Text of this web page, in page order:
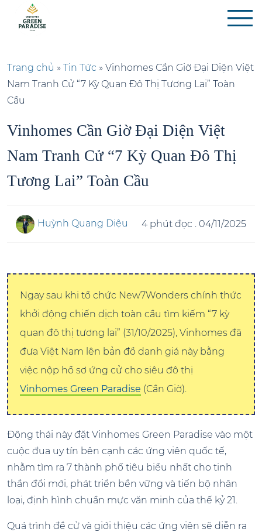
Trang chủ » Tin Tức » Vinhomes Cần Giờ Đại Diện Việt
Nam Tranh Cử “7 Kỳ Quan Đô Thị Tương Lai” Toàn
Cầu
Vinhomes Cần Giờ Đại Diện Việt
Nam Tranh Cử “7 Kỳ Quan Đô Thị
Tương Lai” Toàn Cầu
Huỳnh Quang Diệu 4 phút đọc . 04/11/2025
Ngay sau khi tổ chức New7Wonders chính thức
khởi động chiến dịch toàn cầu tìm kiếm “7 kỳ
quan đô thị tương lai” (31/10/2025), Vinhomes đã
đưa Việt Nam lên bản đồ danh giá này bằng
việc nộp hồ sơ ứng cử cho siêu đô thị
Vinhomes Green Paradise (Cần Giờ).
Động thái này đặt Vinhomes Green Paradise vào một
cuộc đua uy tín bên cạnh các ứng viên quốc tế,
nhằm tìm ra 7 thành phố tiêu biểu nhất cho tinh
thần đổi mới, phát triển bền vững và tiến bộ nhân
loại, định hình chuẩn mực văn minh của thế kỷ 21.
Quá trình đề cử và giới thiệu các ứng viên sẽ diễn ra